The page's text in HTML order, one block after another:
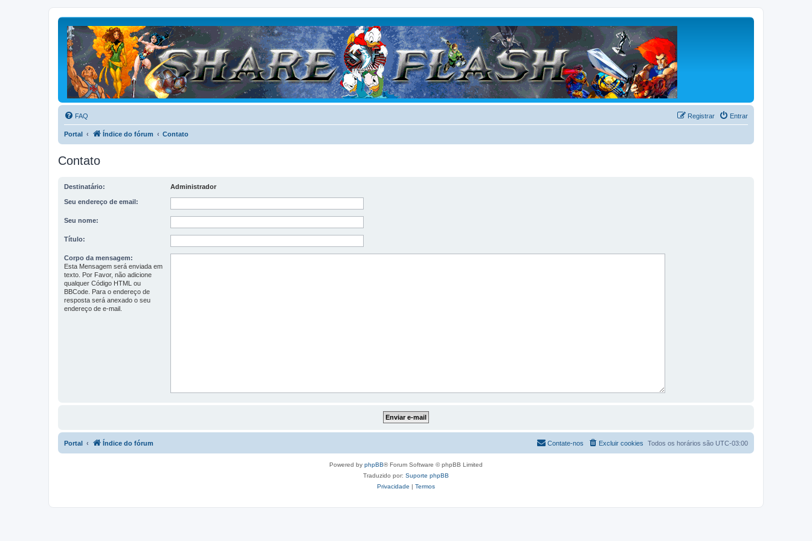
FAQ Entrar
Registrar
Portal Índice do fórum Contato
Contato
Destinatário: Administrador
Seu endereço de email:
Seu nome:
Título:
Corpo da mensagem:
Esta Mensagem será enviada em
texto. Por Favor, não adicione
qualquer Código HTML ou
BBCode. Para o endereço de
resposta será anexado o seu
endereço de e-mail.
Portal Índice do fórum Todos os horários são UTC-03:00
Excluir cookies
Contate-nos
Powered by phpBB® Forum Software © phpBB Limited
Traduzido por: Suporte phpBB
Privacidade | Termos